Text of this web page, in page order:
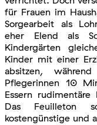
für Frauen im
Sorgearbeit als
eher Elend als
Kindergärten
Kinder mit einer
absitzen,
Pflegerinnen 10
Essern rudimentäre
Das Feuilleton
kostengünstige und